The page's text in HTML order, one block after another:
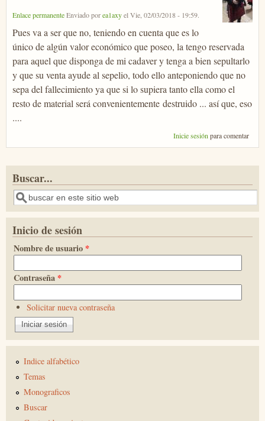
Enlace permanenteEnviado porea1axyelVie, 02/03/2018 - 19:59.
Pues va a ser que no, teniendo en cuenta que es lo
único de algún valor económico que poseo, la tengo reservada
para aquel que disponga de mi cadaver y tenga a bien sepultarlo
y que su venta ayude al sepelio, todo ello anteponiendo que no
sepa del fallecimiento ya que si lo supiera tanto ella como el
resto de material será convenientemente destruido ... así que, eso
....
Inicie sesión para comentar
Buscar...
Buscar
Inicio de sesión
Nombre de usuario *
Contraseña *
Solicitar nueva contraseña
Indice alfabético
Temas
Monograficos
Buscar